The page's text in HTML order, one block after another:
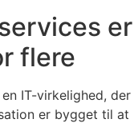
er
flere
IT-virkelighed, der
er bygget til at